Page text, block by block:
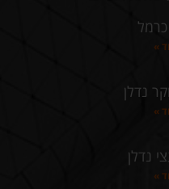
»
נדלן
»
נדלן
»